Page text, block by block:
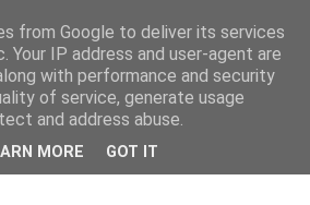
from Google to deliver its services
Your IP address and user-agent are
with performance and security
of service, generate usage
and address abuse.
MORE GOT IT